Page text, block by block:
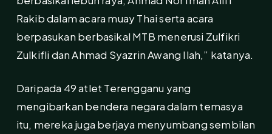
Rakib dalam acara muay Thai serta acara
berpasukan berbasikal MTB menerusi Zulfikri
Zulkifli dan Ahmad Syazrin Awang Ilah,” katanya.
Daripada 49 atlet Terengganu yang
mengibarkan bendera negara dalam temasya
itu, mereka juga berjaya menyumbang sembilan